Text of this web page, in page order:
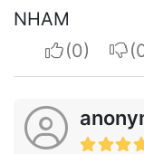
NHAM
I
I